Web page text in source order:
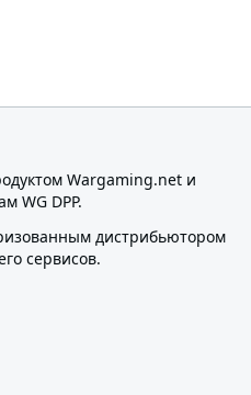
Wargaming.net и
WG DPP.
дистрибьютором
сервисов.